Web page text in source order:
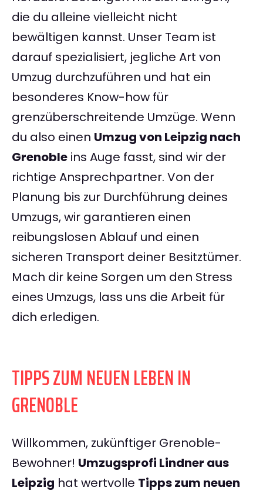
die du alleine vielleicht nicht
bewältigen kannst. Unser Team ist
darauf spezialisiert, jegliche Art von
Umzug durchzuführen und hat ein
besonderes Know-how für
grenzüberschreitende Umzüge. Wenn
du also einen Umzug von Leipzig nach
Grenoble ins Auge fasst, sind wir der
richtige Ansprechpartner. Von der
Planung bis zur Durchführung deines
Umzugs, wir garantieren einen
reibungslosen Ablauf und einen
sicheren Transport deiner Besitztümer.
Mach dir keine Sorgen um den Stress
eines Umzugs, lass uns die Arbeit für
dich erledigen.
TIPPS ZUM NEUEN LEBEN IN
GRENOBLE
Willkommen, zukünftiger Grenoble-
Bewohner! Umzugsprofi Lindner aus
Leipzig hat wertvolle Tipps zum neuen